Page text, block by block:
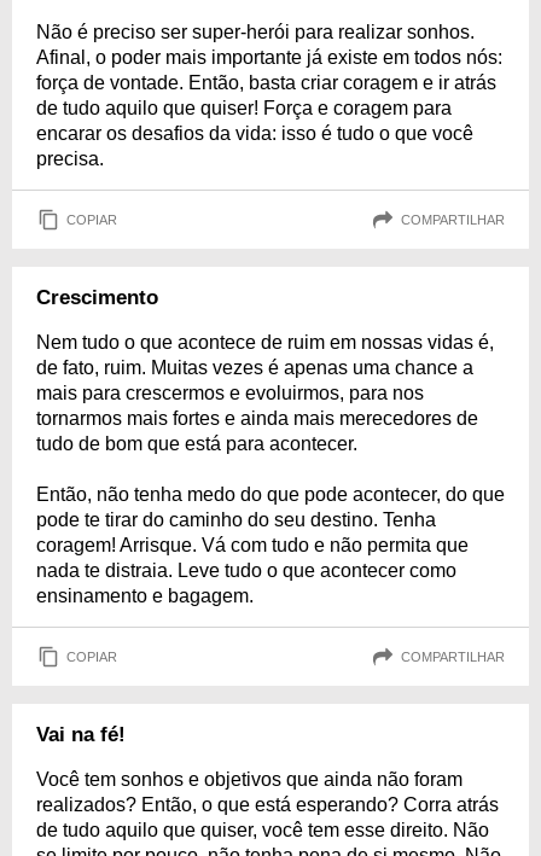
Não é preciso ser super-herói para realizar sonhos.
Afinal, o poder mais importante já existe em todos nós:
força de vontade. Então, basta criar coragem e ir atrás
de tudo aquilo que quiser! Força e coragem para
encarar os desafios da vida: isso é tudo o que você
precisa.
COPIAR COMPARTILHAR
Crescimento
Nem tudo o que acontece de ruim em nossas vidas é,
de fato, ruim. Muitas vezes é apenas uma chance a
mais para crescermos e evoluirmos, para nos
tornarmos mais fortes e ainda mais merecedores de
tudo de bom que está para acontecer.
Então, não tenha medo do que pode acontecer, do que
pode te tirar do caminho do seu destino. Tenha
coragem! Arrisque. Vá com tudo e não permita que
nada te distraia. Leve tudo o que acontecer como
ensinamento e bagagem.
COPIAR COMPARTILHAR
Vai na fé!
Você tem sonhos e objetivos que ainda não foram
realizados? Então, o que está esperando? Corra atrás
de tudo aquilo que quiser, você tem esse direito. Não